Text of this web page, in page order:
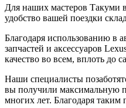
Для наших мастеров Такуми
удобство вашей поездки
Благодаря использованию в
запчастей и аксессуаров
качество во всем, вплоть до
Наши специалисты
вы получили максимальную
многих лет. Благодаря таким